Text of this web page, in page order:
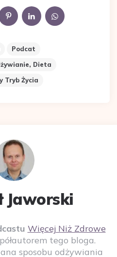
Podcat
Dieta
Tryb Życia
Jaworski
Więcej Niż Zdrowe
tego bloga.
sposobu odżywiania